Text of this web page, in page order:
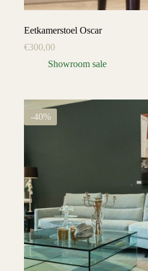
Eetkamerstoel Oscar
€300,00
Showroom sale
-40%